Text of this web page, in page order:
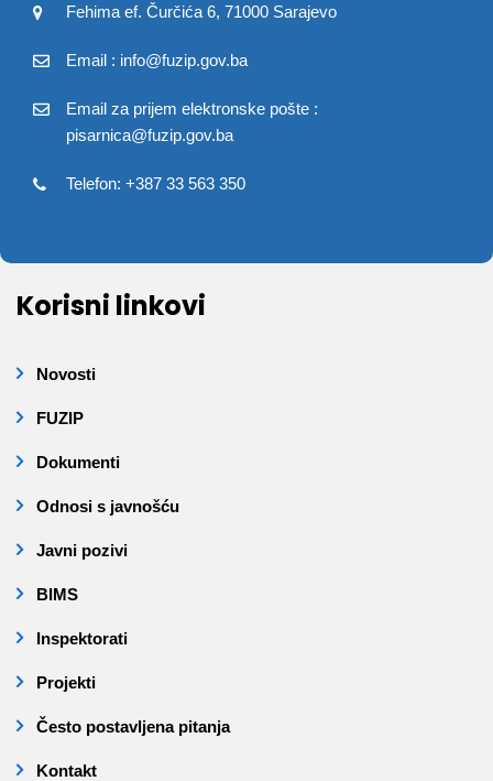
Fehima ef. Čurčića 6, 71000 Sarajevo
Email : info@fuzip.gov.ba
Email za prijem elektronske pošte :
pisarnica@fuzip.gov.ba
Telefon: +387 33 563 350
Korisni linkovi
Novosti
FUZIP
Dokumenti
Odnosi s javnošću
Javni pozivi
BIMS
Inspektorati
Projekti
Često postavljena pitanja
Kontakt